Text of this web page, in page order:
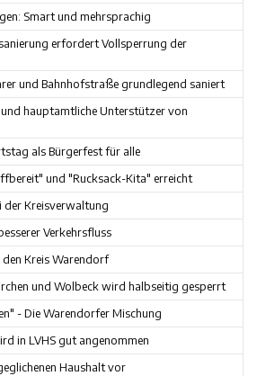
Smart und mehrsprachig
erfordert Vollsperrung der
und Bahnhofstraße grundlegend saniert
hauptamtliche Unterstützer von
als Bürgerfest für alle
und "Rucksack-Kita" erreicht
Kreisverwaltung
Verkehrsfluss
Kreis Warendorf
und Wolbeck wird halbseitig gesperrt
- Die Warendorfer Mischung
in LVHS gut angenommen
Haushalt vor